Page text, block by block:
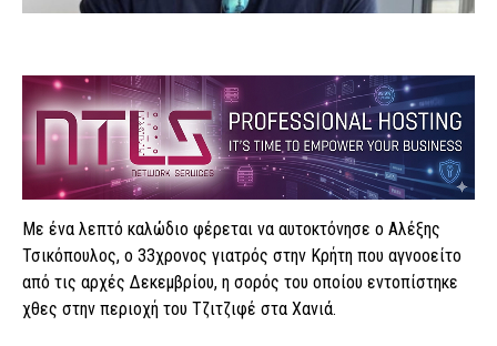
Με ένα λεπτό καλώδιο φέρεται να αυτοκτόνησε ο Αλέξης
Τσικόπουλος, ο 33χρονος γιατρός στην Κρήτη που αγνοοείτο
από τις αρχές Δεκεμβρίου, η σορός του οποίου εντοπίστηκε
χθες στην περιοχή του Τζιτζιφέ στα Χανιά.